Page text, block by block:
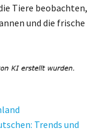
Tiere beobachten,
und die frische
Trends und